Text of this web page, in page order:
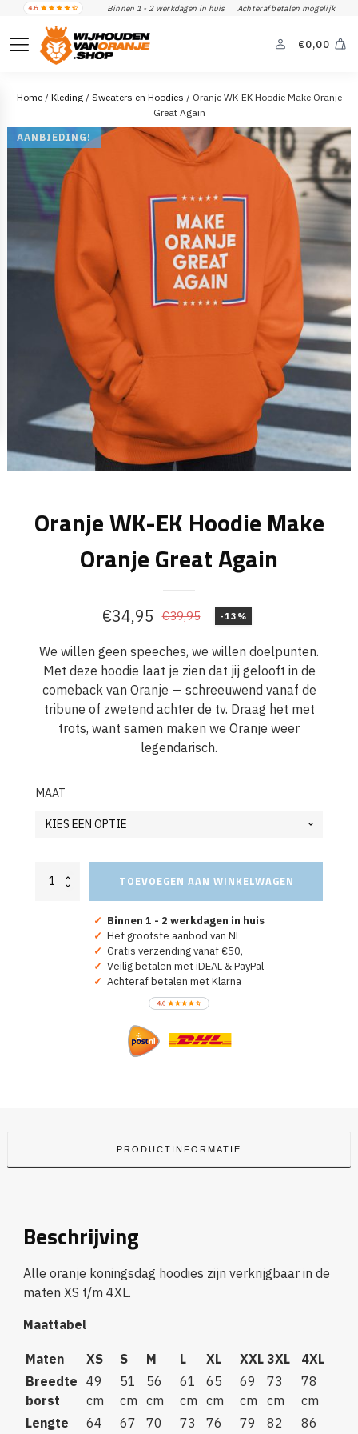
Binnen 1 - 2 werkdagen in huis Achteraf betalen mogelijk
€0,00
Home/ Kleding/ Sweaters en Hoodies / Oranje WK-EK Hoodie Make Oranje
Great Again
AANBIEDING!
Oranje WK-EK Hoodie Make
Oranje Great Again
€39,95
Oorspronkelijke
prijs
was:
€39,95.
€34,95
Huidige
prijs
is:
€34,95.
-13%
We willen geen speeches, we willen doelpunten.
Met deze hoodie laat je zien dat jij gelooft in de
comeback van Oranje — schreeuwend vanaf de
tribune of zwetend achter de tv. Draag het met
trots, want samen maken we Oranje weer
legendarisch.
MAAT
Oranje
WK-
TOEVOEGEN AAN WINKELWAGEN
✓ Binnen 1 - 2 werkdagen in huis
✓ Het grootste aanbod van NL
✓ Gratis verzending vanaf €50,-
✓ Veilig betalen met iDEAL & PayPal
✓ Achteraf betalen met Klarna
PRODUCTINFORMATIE
Beschrijving
Alle oranje koningsdag hoodies zijn verkrijgbaar in de
maten XS t/m 4XL.
Maattabel
Maten XS S M L XL XXL 3XL
4XL
Breedte
borst
49
cm
51
cm
56
cm
61
cm
65
cm
69
cm
73
cm
78
cm
Lengte
64
67
70
73
76
79
82
86